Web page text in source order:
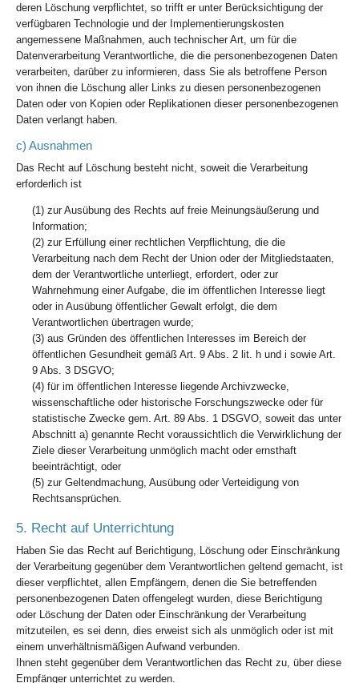
deren Löschung verpflichtet, so trifft er unter Berücksichtigung der
verfügbaren Technologie und der Implementierungskosten
angemessene Maßnahmen, auch technischer Art, um für die
Datenverarbeitung Verantwortliche, die die personenbezogenen Daten
verarbeiten, darüber zu informieren, dass Sie als betroffene Person
von ihnen die Löschung aller Links zu diesen personenbezogenen
Daten oder von Kopien oder Replikationen dieser personenbezogenen
Daten verlangt haben.
c) Ausnahmen
Das Recht auf Löschung besteht nicht, soweit die Verarbeitung
erforderlich ist
(1) zur Ausübung des Rechts auf freie Meinungsäußerung und
Information;
(2) zur Erfüllung einer rechtlichen Verpflichtung, die die
Verarbeitung nach dem Recht der Union oder der Mitgliedstaaten,
dem der Verantwortliche unterliegt, erfordert, oder zur
Wahrnehmung einer Aufgabe, die im öffentlichen Interesse liegt
oder in Ausübung öffentlicher Gewalt erfolgt, die dem
Verantwortlichen übertragen wurde;
(3) aus Gründen des öffentlichen Interesses im Bereich der
öffentlichen Gesundheit gemäß Art. 9 Abs. 2 lit. h und i sowie Art.
9 Abs. 3 DSGVO;
(4) für im öffentlichen Interesse liegende Archivzwecke,
wissenschaftliche oder historische Forschungszwecke oder für
statistische Zwecke gem. Art. 89 Abs. 1 DSGVO, soweit das unter
Abschnitt a) genannte Recht voraussichtlich die Verwirklichung der
Ziele dieser Verarbeitung unmöglich macht oder ernsthaft
beeinträchtigt, oder
(5) zur Geltendmachung, Ausübung oder Verteidigung von
Rechtsansprüchen.
5. Recht auf Unterrichtung
Haben Sie das Recht auf Berichtigung, Löschung oder Einschränkung
der Verarbeitung gegenüber dem Verantwortlichen geltend gemacht, ist
dieser verpflichtet, allen Empfängern, denen die Sie betreffenden
personenbezogenen Daten offengelegt wurden, diese Berichtigung
oder Löschung der Daten oder Einschränkung der Verarbeitung
mitzuteilen, es sei denn, dies erweist sich als unmöglich oder ist mit
einem unverhältnismäßigen Aufwand verbunden.
Ihnen steht gegenüber dem Verantwortlichen das Recht zu, über diese
Empfänger unterrichtet zu werden.